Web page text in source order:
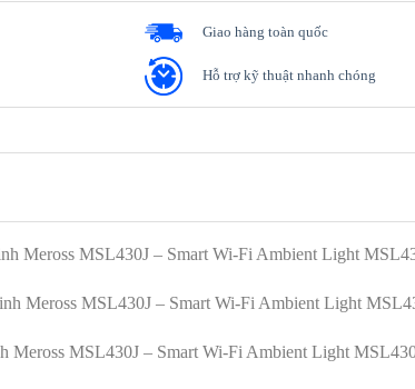
Giao hàng toàn quốc
Hỗ trợ kỹ thuật nhanh chóng
Meross MSL430J – Smart Wi-Fi Ambient Light
Meross MSL430J – Smart Wi-Fi Ambient Light
Meross MSL430J – Smart Wi-Fi Ambient Light